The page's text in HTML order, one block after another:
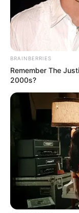
BRAINBERRIES
Remember The
2000s?